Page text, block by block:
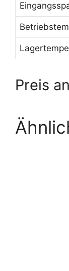
Preis